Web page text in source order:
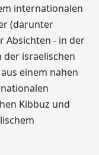
internationalen
(darunter
Absichten - in der
der israelischen
einem nahen
Kibbuz und